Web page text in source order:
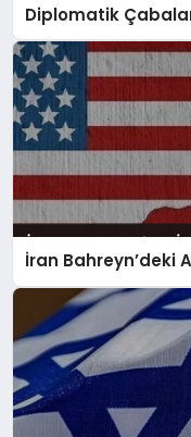
Diplomatik
İran Bahreyn’deki